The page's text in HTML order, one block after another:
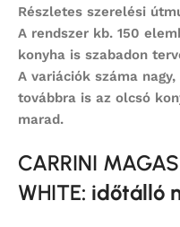
Részletes szerelési
A rendszer kb. 150
konyha is szabadon
A variációk száma
továbbra is az olcsó
marad.
CARRINI
WHITE: időtálló